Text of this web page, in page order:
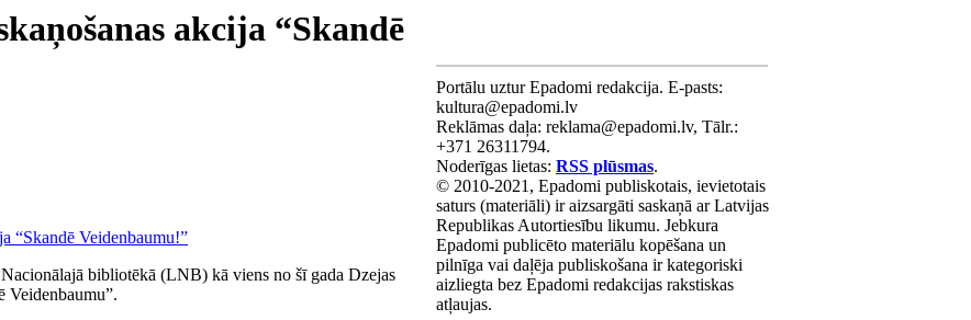
akcija “Skandē
bibliotēkā (LNB) kā viens no šī gada Dzejas
Veidenbaumu”.
Portālu uztur Epadomi redakcija. E-pasts:
kultura@epadomi.lv
Reklāmas daļa: reklama@epadomi.lv, Tālr.:
+371 26311794.
Noderīgas lietas: RSS plūsmas.
© 2010-2021, Epadomi publiskotais, ievietotais
saturs (materiāli) ir aizsargāti saskaņā ar Latvijas
Republikas Autortiesību likumu. Jebkura
Epadomi publicēto materiālu kopēšana un
pilnīga vai daļēja publiskošana ir kategoriski
aizliegta bez Epadomi redakcijas rakstiskas
atļaujas.